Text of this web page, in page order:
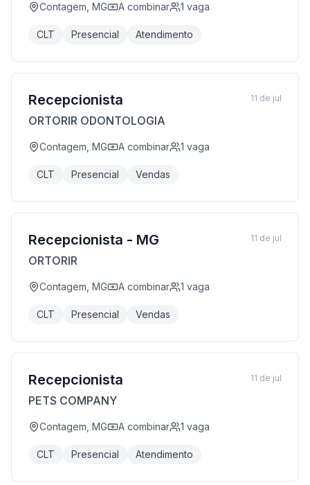
Contagem, MG A combinar 1 vaga
CLT Presencial Atendimento
Recepcionista
ORTORIR ODONTOLOGIA
Contagem, MG A combinar 1 vaga
CLT Presencial Vendas
11 de jul
Recepcionista - MG
ORTORIR
Contagem, MG A combinar 1 vaga
CLT Presencial Vendas
11 de jul
Recepcionista
PETS COMPANY
Contagem, MG A combinar 1 vaga
CLT Presencial Atendimento
11 de jul